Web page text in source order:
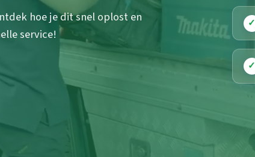
hoe je dit snel oplost en
service!
✓
✓